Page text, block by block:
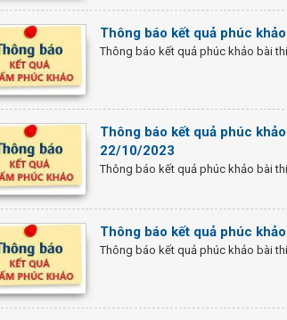
Thông báo kết quả phúc
Thông báo kết quả phúc khảo bài
Thông báo kết quả phúc
22/10/2023
Thông báo kết quả phúc khảo bài
Thông báo kết quả phúc
Thông báo kết quả phúc khảo bài